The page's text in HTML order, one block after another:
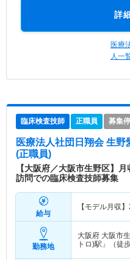
詳
医療
人一
臨床検査技師 正職員 募集
医療法人社団日翔会 生野
(正職員)
【大阪府／大阪市生野区】
訪問での臨床検査技師募集
給与
【モデル月収】
勤務地
大阪府 大阪市
トロ)駅」（徒